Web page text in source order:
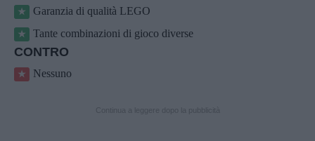
Garanzia di qualità LEGO
Tante combinazioni di gioco diverse
CONTRO
Nessuno